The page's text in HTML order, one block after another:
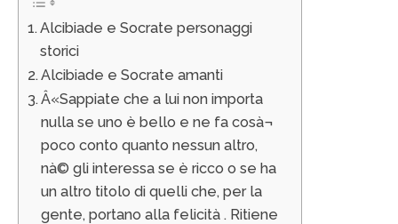
Alcibiade e Socrate personaggi
storici
Alcibiade e Socrate amanti
Â«Sappiate che a lui non importa
nulla se uno è bello e ne fa cosà¬
poco conto quanto nessun altro,
nà© gli interessa se è ricco o se ha
un altro titolo di quelli che, per la
gente, portano alla felicità . Ritiene